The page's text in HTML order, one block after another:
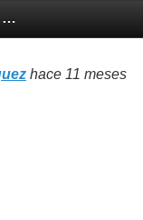
Reporte Semanal de Clima Espacial
hace 11 meses